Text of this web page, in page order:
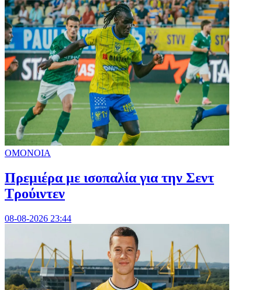
ΟΜΟΝΟΙΑ
Πρεμιέρα με ισοπαλία για την Σεντ
Τρούιντεν
08-08-2026 23:44